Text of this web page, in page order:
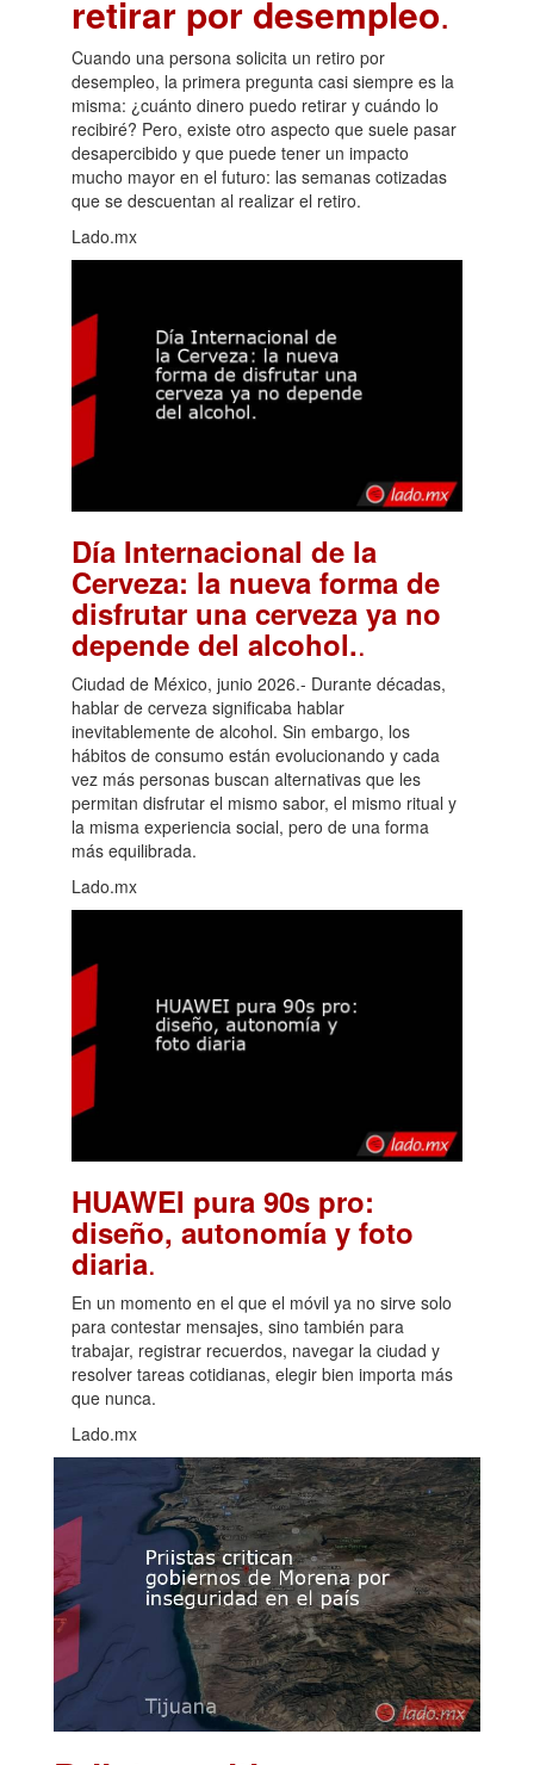
retirar por desempleo.
Cuando una persona solicita un retiro por
desempleo, la primera pregunta casi siempre es la
misma: ¿cuánto dinero puedo retirar y cuándo lo
recibiré? Pero, existe otro aspecto que suele pasar
desapercibido y que puede tener un impacto
mucho mayor en el futuro: las semanas cotizadas
que se descuentan al realizar el retiro.
Lado.mx
Día Internacional de la
Cerveza: la nueva forma de
disfrutar una cerveza ya no
depende del alcohol..
Ciudad de México, junio 2026.- Durante décadas,
hablar de cerveza significaba hablar
inevitablemente de alcohol. Sin embargo, los
hábitos de consumo están evolucionando y cada
vez más personas buscan alternativas que les
permitan disfrutar el mismo sabor, el mismo ritual y
la misma experiencia social, pero de una forma
más equilibrada.
Lado.mx
HUAWEI pura 90s pro:
diseño, autonomía y foto
diaria.
En un momento en el que el móvil ya no sirve solo
para contestar mensajes, sino también para
trabajar, registrar recuerdos, navegar la ciudad y
resolver tareas cotidianas, elegir bien importa más
que nunca.
Lado.mx